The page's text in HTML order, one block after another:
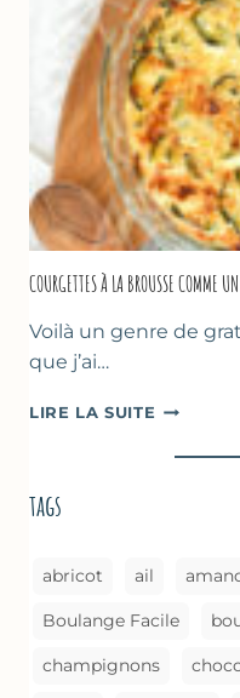
POIS
CHICHE
–
CUISSON
AU
FOUR
COURGETTES À LA BROUSSE COMME
Voilà un genre de
que j’ai…
LIRE LA SUITE
LA
tags
abricot ail
Boulange Facile
champignons